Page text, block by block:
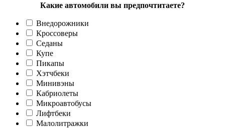
Какие автомобили вы предпочтитаете?
Внедорожники
Кроссоверы
Седаны
Купе
Пикапы
Хэтчбеки
Минивэны
Кабриолеты
Микроавтобусы
Лифтбеки
Малолитражки